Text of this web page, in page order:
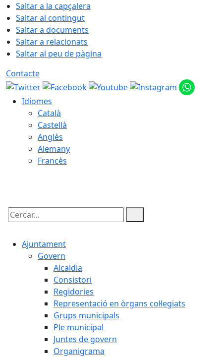
Saltar a la capçalera
Saltar al contingut
Saltar a documents
Saltar a relacionats
Saltar al peu de pàgina
Contacte
Idiomes
Català
Castellà
Anglès
Alemany
Francès
Cercar:
Ajuntament
Govern
Alcaldia
Consistori
Regidories
Representació en òrgans col·legiats
Grups municipals
Ple municipal
Juntes de govern
Organigrama